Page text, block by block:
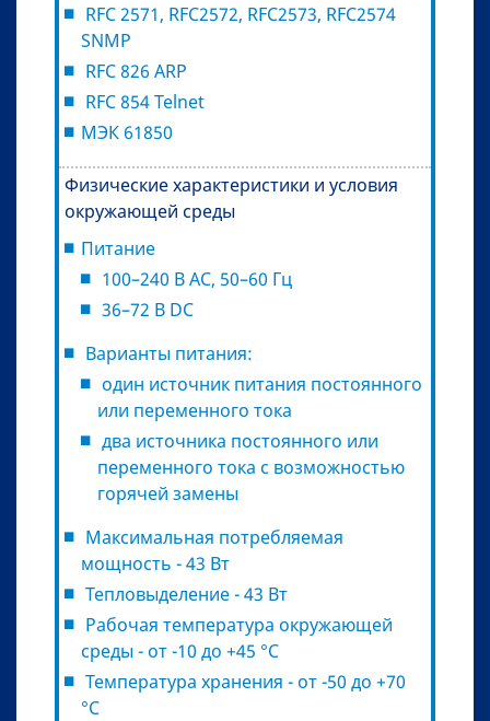
RFC 2571, RFC2572, RFC2573, RFC2574
SNMP
RFC 826 ARP
RFC 854 Telnet
МЭК 61850
Физические характеристики и условия
окружающей среды
Питание
100–240 В AC, 50–60 Гц
36–72 В DC
Варианты питания:
один источник питания постоянного
или переменного тока
два источника постоянного или
переменного тока с возможностью
горячей замены
Максимальная потребляемая
мощность - 43 Вт
Тепловыделение - 43 Вт
Рабочая температура окружающей
среды - от -10 до +45 °С
Температура хранения - от -50 до +70
°С